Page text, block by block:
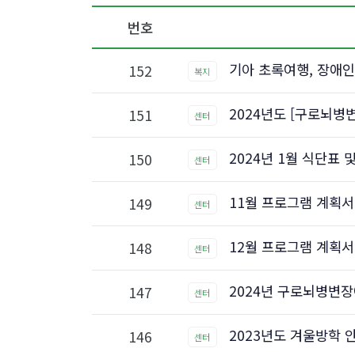
번호
152 복지 기아 초록여행, 장애
151 센터 2024년도 [구로뇌병
150 센터 2024년 1월 식단표
149 센터 11월 프로그램 계획
148 센터 12월 프로그램 계획
147 센터 2024년 구로뇌병변
146 센터 2023년도 겨울방학